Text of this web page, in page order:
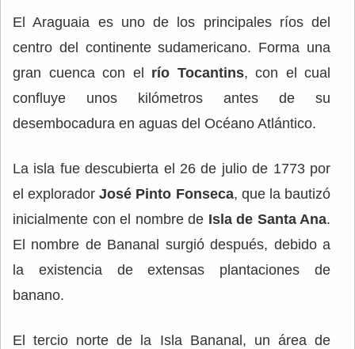
El Araguaia es uno de los principales ríos del
centro del continente sudamericano. Forma una
gran cuenca con el río Tocantins, con el cual
confluye unos kilómetros antes de su
desembocadura en aguas del Océano Atlántico.
La isla fue descubierta el 26 de julio de 1773 por
el exploradorJosé Pinto Fonseca, que la bautizó
inicialmente con el nombre de Isla de Santa Ana.
El nombre de Bananal surgió después, debido a
la existencia de extensas plantaciones de
banano.
El tercio norte de la Isla Bananal, un área de